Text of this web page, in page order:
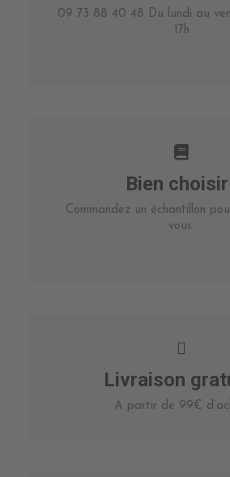
09 73 88 40 48 Du lundi au
17h
Bien choisir
Commandez un échantillon
vous.
Livraison
A partir de 99€